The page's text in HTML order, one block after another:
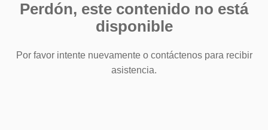
Perdón, este contenido no está
disponible
Por favor intente nuevamente o contáctenos para recibir
asistencia.